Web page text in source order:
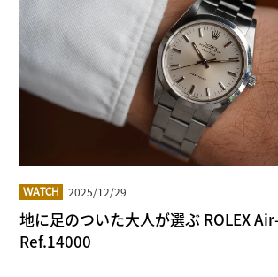
WATCH 2025/12/29
地に足のついた大人が選ぶ ROLEX
Ref.14000